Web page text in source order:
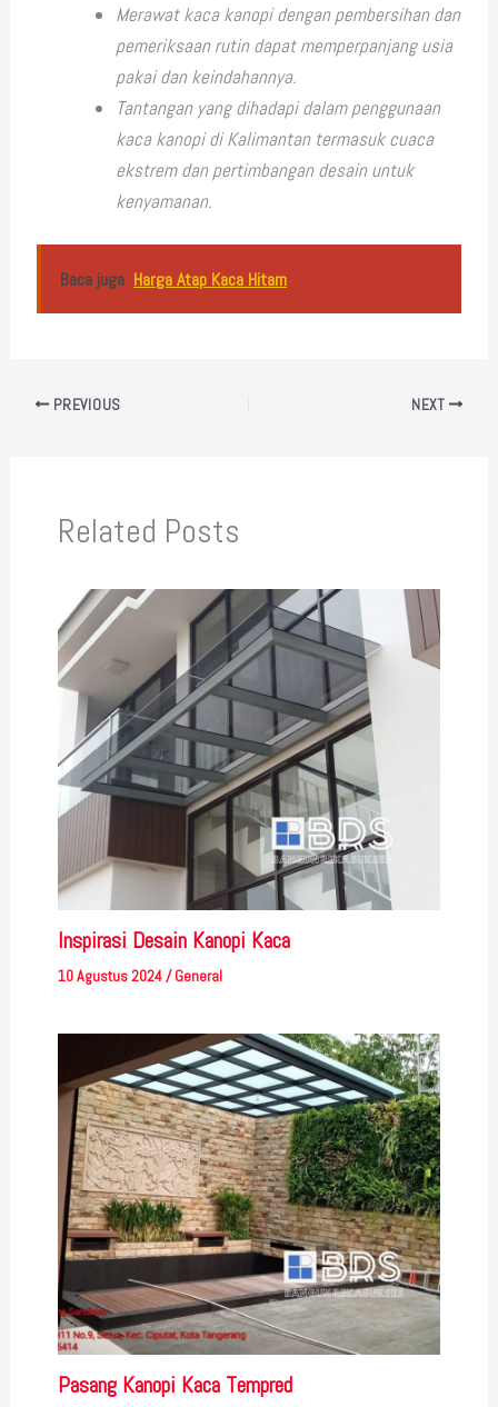
Merawat kaca kanopi dengan pembersihan dan
pemeriksaan rutin dapat memperpanjang usia
pakai dan keindahannya.
Tantangan yang dihadapi dalam penggunaan
kaca kanopi di Kalimantan termasuk cuaca
ekstrem dan pertimbangan desain untuk
kenyamanan.
Baca juga Harga Atap Kaca Hitam
PREVIOUS NEXT
Related Posts
Inspirasi Desain Kanopi Kaca
10 Agustus 2024/General
Pasang Kanopi Kaca Tempred